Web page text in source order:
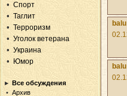
Спорт
Таглит
Терроризм
Уголок ветерана
Украина
Юмор
Все обсуждения
Архив
balu
balu